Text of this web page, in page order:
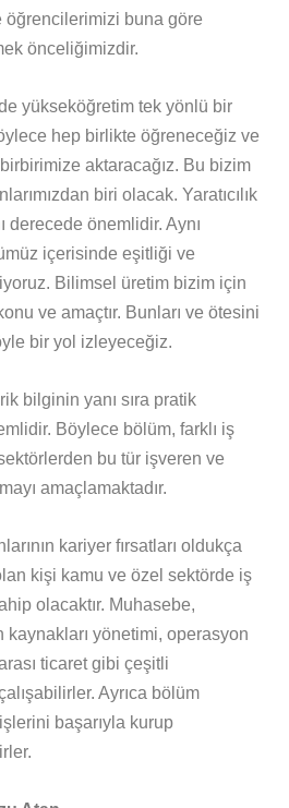
öğrencilerimizi buna göre
önceliğimizdir.
yükseköğretim tek yönlü bir
hep birlikte öğreneceğiz ve
aktaracağız. Bu bizim
biri olacak. Yaratıcılık
derecede önemlidir. Aynı
içerisinde eşitliği ve
Bilimsel üretim bizim için
ve amaçtır. Bunları ve ötesini
bir yol izleyeceğiz.
bilginin yanı sıra pratik
Böylece bölüm, farklı iş
bu tür işveren ve
amaçlamaktadır.
kariyer fırsatları oldukça
kişi kamu ve özel sektörde iş
olacaktır. Muhasebe,
kaynakları yönetimi, operasyon
ticaret gibi çeşitli
Ayrıca bölüm
başarıyla kurup